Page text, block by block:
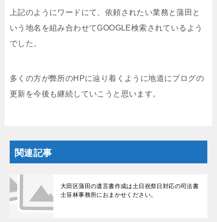
上記のようにワードにて、依頼されたい業務と蒲田と
いう地名を組み合わせてGOOGLE検索されているよう
でした。
多くの方が弊所のHPに辿り着くように地道にブログの
更新を今後も継続していこうと思います。
関連記事
大田区蒲田の遺言書作成は土日祝祭日対応の司法書
士笹林事務所におまかせください。